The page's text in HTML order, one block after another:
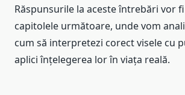
Răspunsurile la aceste întrebări vor
capitolele următoare, unde vom
cum să interpretezi corect visele cu
aplici înțelegerea lor în viața reală.